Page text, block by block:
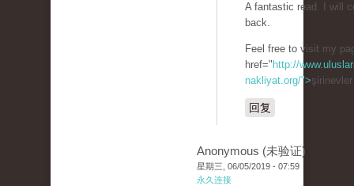
A fantastic read. I will
back.
Feel free to visit my
href=" http://
nakliyat.org/">
回复
Anonymous (未验证)
星期三, 06/05/2019 - 07:59
永久连接